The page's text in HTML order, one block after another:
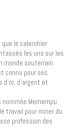
le calendrier
les uns sur les
monde souterrain.
connu pour ses
d’argent et
Memempu
travail pour miner du
profession des